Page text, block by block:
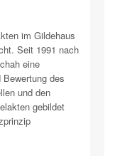
im Gildehaus
Seit 1991 nach
eine
des
und den
gebildet